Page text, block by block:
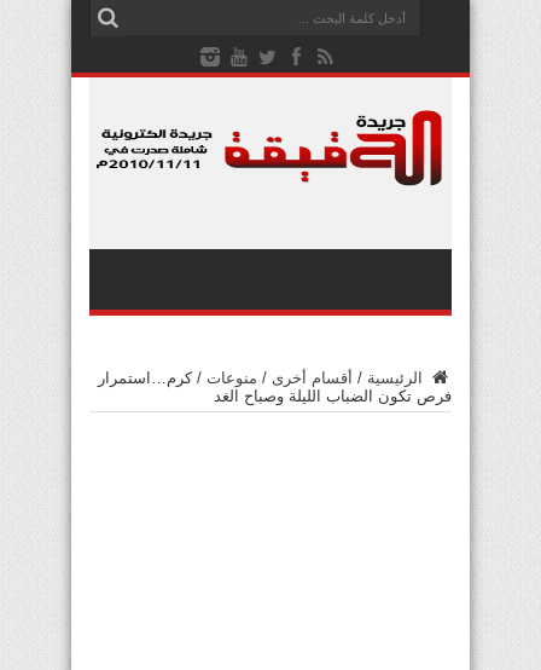
الرئيسية / أقسام أخرى / منوعات / كرم…استمرار
فرص تكون الضباب الليلة وصباح الغد